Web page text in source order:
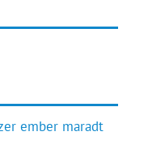
ember maradt